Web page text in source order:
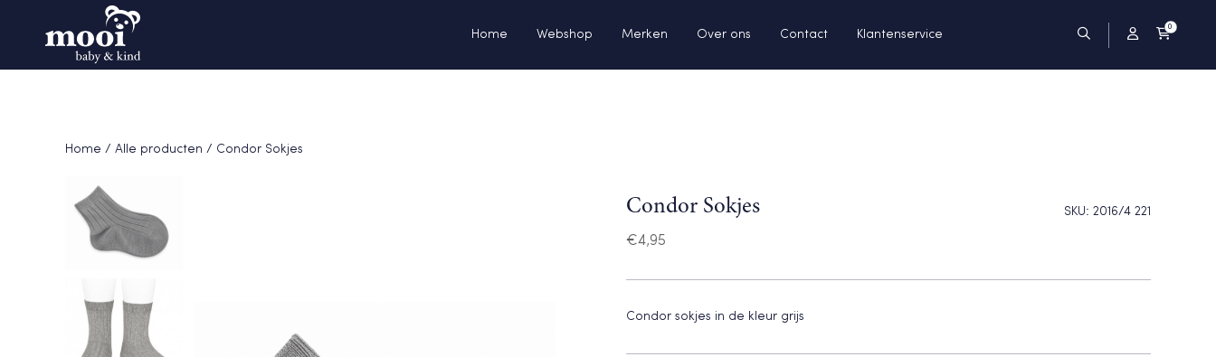
Home Webshop Merken Over ons Contact Klantenservice
0
Home / Alle producten / Condor Sokjes
Condor Sokjes SKU: 2016/4 221
€4,95
Condor sokjes in de kleur grijs